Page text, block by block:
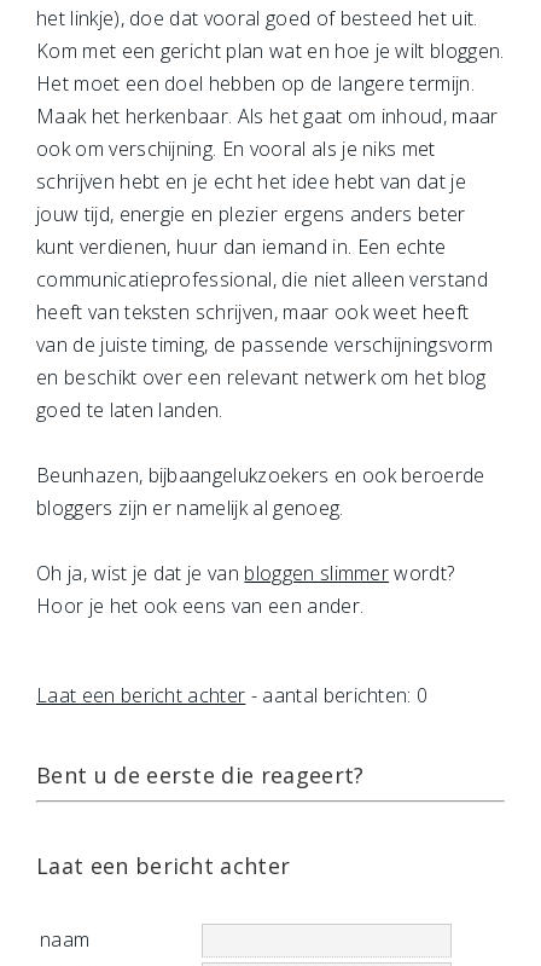
het linkje), doe dat vooral goed of besteed het uit.
Kom met een gericht plan wat en hoe je wilt bloggen.
Het moet een doel hebben op de langere termijn.
Maak het herkenbaar. Als het gaat om inhoud, maar
ook om verschijning. En vooral als je niks met
schrijven hebt en je echt het idee hebt van dat je
jouw tijd, energie en plezier ergens anders beter
kunt verdienen, huur dan iemand in. Een echte
communicatieprofessional, die niet alleen verstand
heeft van teksten schrijven, maar ook weet heeft
van de juiste timing, de passende verschijningsvorm
en beschikt over een relevant netwerk om het blog
goed te laten landen.
Beunhazen, bijbaangelukzoekers en ook beroerde
bloggers zijn er namelijk al genoeg.
Oh ja, wist je dat je van bloggen slimmerwordt?
Hoor je het ook eens van een ander.
Laat een bericht achter - aantal berichten: 0
Bent u de eerste die reageert?
Laat een bericht achter
naam